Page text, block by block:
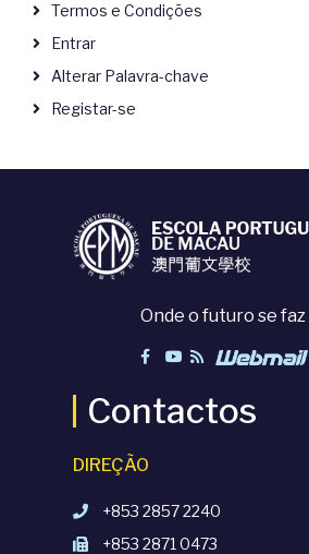
Termos e Condições
Entrar
Alterar Palavra-chave
Registar-se
Onde o futuro se faz
Contactos
DIREÇÃO
+853 2857 2240
+853 2871 0473